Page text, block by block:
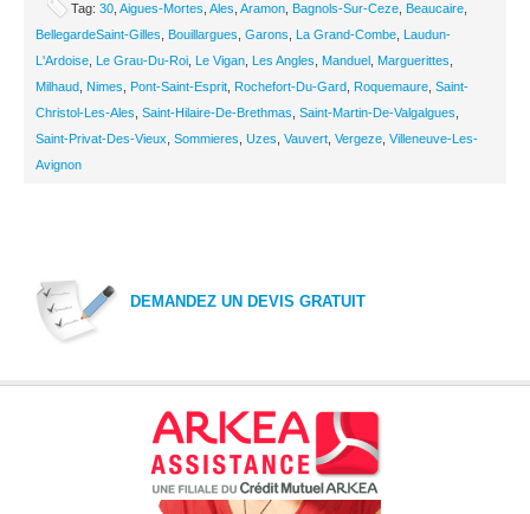
Tag: 30 Aigues-Mortes Ales Aramon Bagnols-Sur-Ceze Beaucaire
BellegardeSaint-Gilles
Bouillargues Garons La Grand-Combe Laudun-
L'Ardoise Le Grau-Du-Roi Le Vigan Les Angles Manduel Marguerittes
Milhaud Nimes Pont-Saint-Esprit Rochefort-Du-Gard Roquemaure Saint-
Christol-Les-Ales Saint-Hilaire-De-Brethmas Saint-Martin-De-Valgalgues
Saint-Privat-Des-Vieux Sommieres Uzes Vauvert Vergeze Villeneuve-Les-
Avignon
DEMANDEZ UN DEVIS GRATUIT